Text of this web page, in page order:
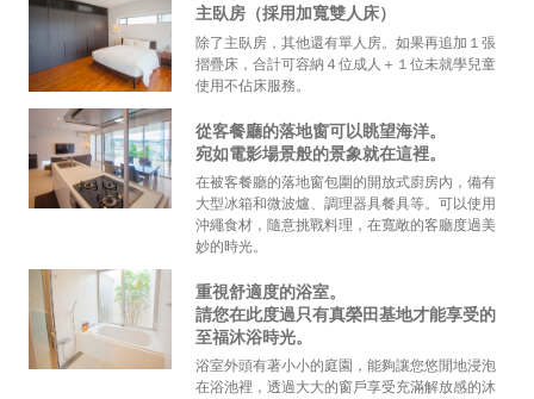
主臥房（採用加寬雙人床）
除了主臥房，其他還有單人房。如果再追加１張
摺疊床，合計可容納４位成人＋１位未就學兒童
使用不佔床服務。
從客餐廳的落地窗可以眺望海洋。
宛如電影場景般的景象就在這裡。
在被客餐廳的落地窗包圍的開放式廚房內，備有
大型冰箱和微波爐、調理器具餐具等。可以使用
沖繩食材，隨意挑戰料理，在寬敞的客廳度過美
妙的時光。
重視舒適度的浴室。
請您在此度過只有真榮田基地才能享受的
至福沐浴時光。
浴室外頭有著小小的庭園，能夠讓您悠閒地浸泡
在浴池裡，透過大大的窗戶享受充滿解放感的沐